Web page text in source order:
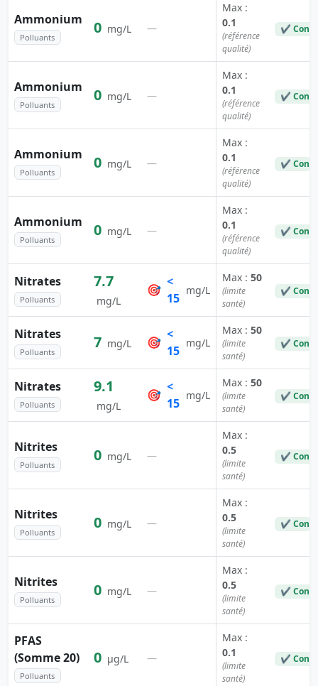
Ammonium
Polluants
0 mg/L —
Max :
0.1
(référence
qualité)
✔
Ammonium
Polluants
0 mg/L —
Max :
0.1
(référence
qualité)
✔
Ammonium
Polluants
0 mg/L —
Max :
0.1
(référence
qualité)
✔
Ammonium
Polluants
0 mg/L —
Max :
0.1
(référence
qualité)
✔
Nitrates
Polluants
7.7
mg/L
🎯
<
15
mg/L
Max : 50
(limite
santé)
✔
Nitrates
Polluants
7 mg/L 🎯
<
15
mg/L
Max : 50
(limite
santé)
✔
Nitrates
Polluants
9.1
mg/L
🎯
<
15
mg/L
Max : 50
(limite
santé)
✔
Nitrites
Polluants
0 mg/L —
Max :
0.5
(limite
santé)
✔
Nitrites
Polluants
0 mg/L —
Max :
0.5
(limite
santé)
✔
Nitrites
Polluants
0 mg/L —
Max :
0.5
(limite
santé)
✔
PFAS
(Somme 20)
Polluants
0 µg/L —
Max :
0.1
(limite
santé)
✔